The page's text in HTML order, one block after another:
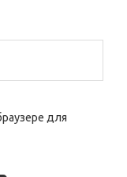
для